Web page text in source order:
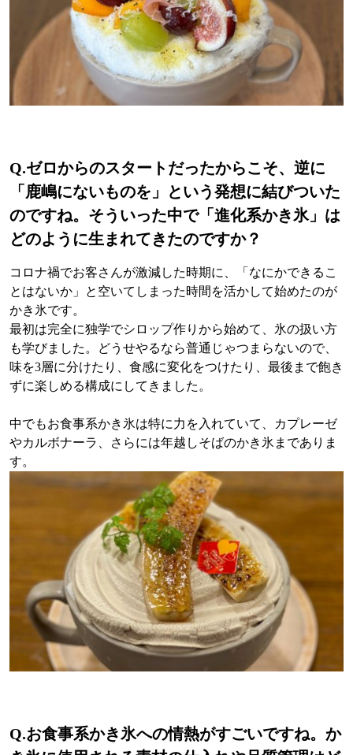
Q.ゼロからのスタートだったからこそ、逆に
「鹿嶋にないものを」という発想に結びついた
のですね。そういった中で「進化系かき氷」は
どのように生まれてきたのですか？
コロナ禍でお客さんが激減した時期に、「なにかできるこ
とはないか」と空いてしまった時間を活かして始めたのが
かき氷です。
最初は完全に独学でシロップ作りから始めて、氷の扱い方
も学びました。どうせやるなら普通じゃつまらないので、
味を3層に分けたり、食感に変化をつけたり、最後まで飽き
ずに楽しめる構成にしてきました。
中でもお食事系かき氷は特に力を入れていて、カプレーゼ
やカルボナーラ、さらには年越しそばのかき氷までありま
す。
Q.お食事系かき氷への情熱がすごいですね。か